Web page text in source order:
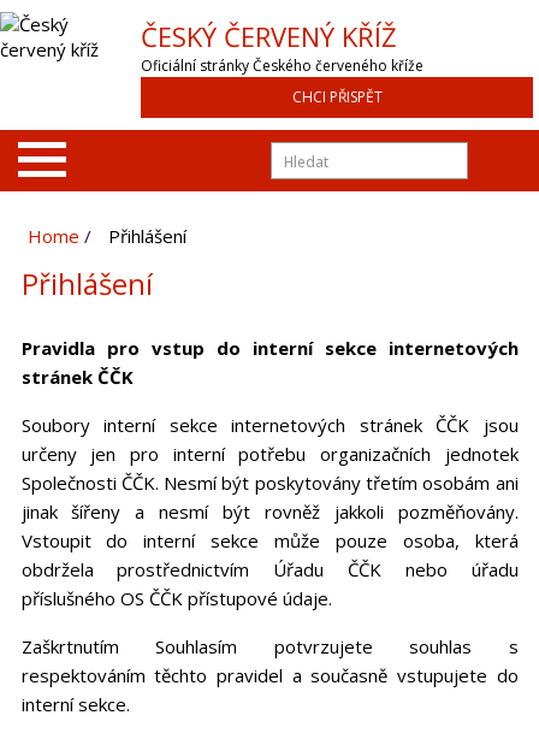
ČESKÝ ČERVENÝ KŘÍŽ
Oficiální stránky Českého červeného kříže
CHCI PŘISPĚT
Home Přihlášení
Přihlášení
Pravidla pro vstup do interní sekce internetových
stránek ČČK
Soubory interní sekce internetových stránek ČČK jsou
určeny jen pro interní potřebu organizačních jednotek
Společnosti ČČK. Nesmí být poskytovány třetím osobám ani
jinak šířeny a nesmí být rovněž jakkoli pozměňovány.
Vstoupit do interní sekce může pouze osoba, která
obdržela prostřednictvím Úřadu ČČK nebo úřadu
příslušného OS ČČK přístupové údaje.
Zaškrtnutím Souhlasím potvrzujete souhlas s
respektováním těchto pravidel a současně vstupujete do
interní sekce.